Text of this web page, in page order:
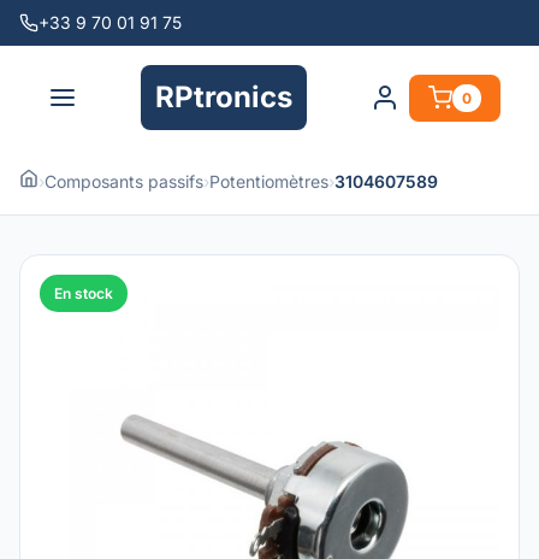
+33 9 70 01 91 75
RPtronics 0
›Composants passifs›Potentiomètres›3104607589
En stock